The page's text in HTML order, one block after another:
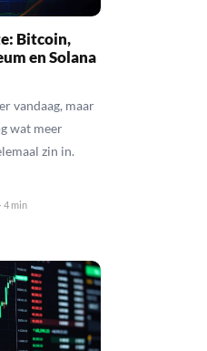
Bitcoin,
en Solana
vandaag, maar
wat meer
zin in.
4 min